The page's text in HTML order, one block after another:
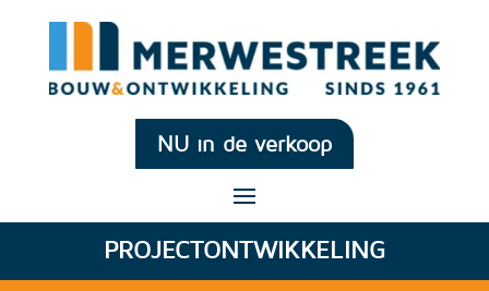
NU in de verkoop
PROJECTONTWIKKELING